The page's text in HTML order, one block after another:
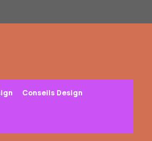
Conseils Design